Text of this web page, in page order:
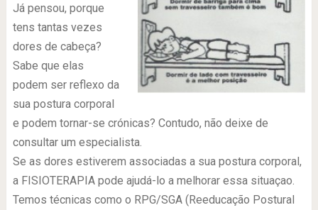
Já pensou, porque
tens tantas vezes
dores de cabeça?
Sabe que elas
podem ser reflexo da
sua postura corporal
e podem tornar-se crónicas? Contudo, não deixe de
consultar um especialista.
Se as dores estiverem associadas a sua postura corporal,
a FISIOTERAPIA pode ajudá-lo a melhorar essa situaçao.
Temos técnicas como o RPG/SGA (Reeducação Postural